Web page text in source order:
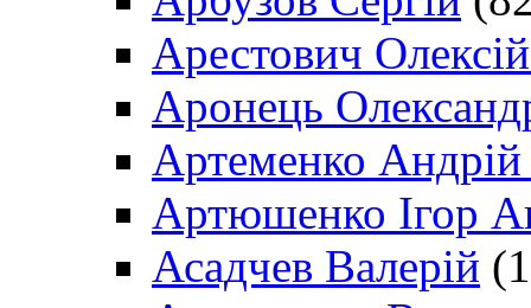
Арестович
Аронець
Артеменко Андрій
Артюшенко Ігор
Асадчев Валерій